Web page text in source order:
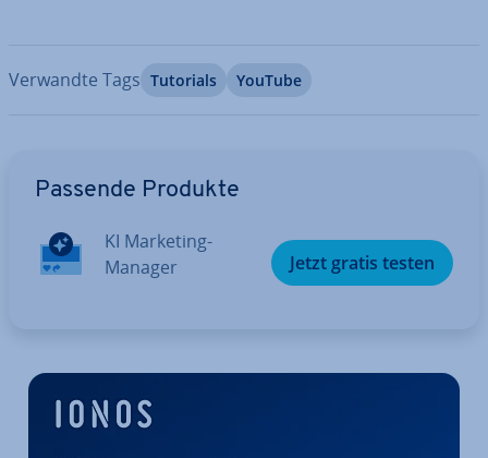
Verwandte Tags Tutorials YouTube
Passende Produkte
KI Marketing-
Manager
Jetzt gratis testen